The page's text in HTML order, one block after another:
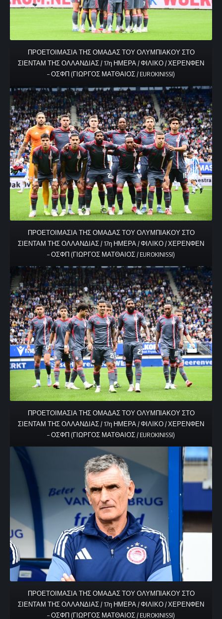
ΠΡΟΕΤΟΙΜΑΣΙΑ ΤΗΣ ΟΜΑΔΑΣ ΤΟΥ ΟΛΥΜΠΙΑΚΟΥ ΣΤΟ
ΣΙΕΝΤΑΜ ΤΗΣ ΟΛΛΑΝΔΙΑΣ / 17η ΗΜΕΡΑ / ΦΙΛΙΚΟ / ΧΕΡΕΝΦΕΝ
– ΟΣΦΠ (ΓΙΩΡΓΟΣ ΜΑΤΘΑΙΟΣ / EUROKINISSI)
ΠΡΟΕΤΟΙΜΑΣΙΑ ΤΗΣ ΟΜΑΔΑΣ ΤΟΥ ΟΛΥΜΠΙΑΚΟΥ ΣΤΟ
ΣΙΕΝΤΑΜ ΤΗΣ ΟΛΛΑΝΔΙΑΣ / 17η ΗΜΕΡΑ / ΦΙΛΙΚΟ / ΧΕΡΕΝΦΕΝ
– ΟΣΦΠ (ΓΙΩΡΓΟΣ ΜΑΤΘΑΙΟΣ / EUROKINISSI)
ΠΡΟΕΤΟΙΜΑΣΙΑ ΤΗΣ ΟΜΑΔΑΣ ΤΟΥ ΟΛΥΜΠΙΑΚΟΥ ΣΤΟ
ΣΙΕΝΤΑΜ ΤΗΣ ΟΛΛΑΝΔΙΑΣ / 17η ΗΜΕΡΑ / ΦΙΛΙΚΟ / ΧΕΡΕΝΦΕΝ
– ΟΣΦΠ (ΓΙΩΡΓΟΣ ΜΑΤΘΑΙΟΣ / EUROKINISSI)
ΠΡΟΕΤΟΙΜΑΣΙΑ ΤΗΣ ΟΜΑΔΑΣ ΤΟΥ ΟΛΥΜΠΙΑΚΟΥ ΣΤΟ
ΣΙΕΝΤΑΜ ΤΗΣ ΟΛΛΑΝΔΙΑΣ / 17η ΗΜΕΡΑ / ΦΙΛΙΚΟ / ΧΕΡΕΝΦΕΝ
– ΟΣΦΠ (ΓΙΩΡΓΟΣ ΜΑΤΘΑΙΟΣ / EUROKINISSI)